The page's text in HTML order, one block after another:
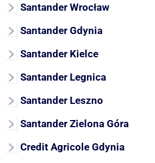
Santander Wrocław
Santander Gdynia
Santander Kielce
Santander Legnica
Santander Leszno
Santander Zielona Góra
Credit Agricole Gdynia